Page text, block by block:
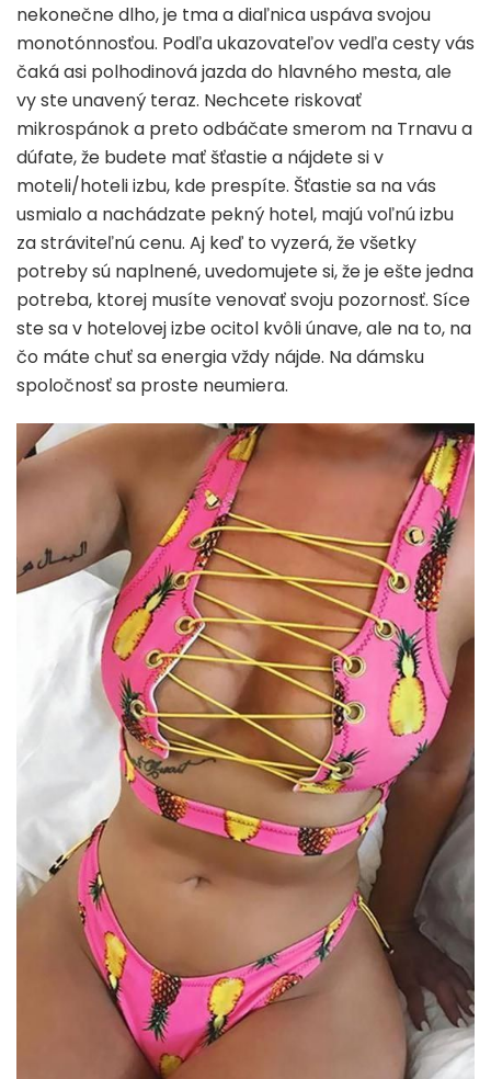
nekonečne dlho, je tma a diaľnica uspáva svojou
monotónnosťou. Podľa ukazovateľov vedľa cesty vás
čaká asi polhodinová jazda do hlavného mesta, ale
vy ste unavený teraz. Nechcete riskovať
mikrospánok a preto odbáčate smerom na Trnavu a
dúfate, že budete mať šťastie a nájdete si v
moteli/hoteli izbu, kde prespíte. Šťastie sa na vás
usmialo a nachádzate pekný hotel, majú voľnú izbu
za stráviteľnú cenu. Aj keď to vyzerá, že všetky
potreby sú naplnené, uvedomujete si, že je ešte jedna
potreba, ktorej musíte venovať svoju pozornosť. Síce
ste sa v hotelovej izbe ocitol kvôli únave, ale na to, na
čo máte chuť sa energia vždy nájde. Na dámsku
spoločnosť sa proste neumiera.